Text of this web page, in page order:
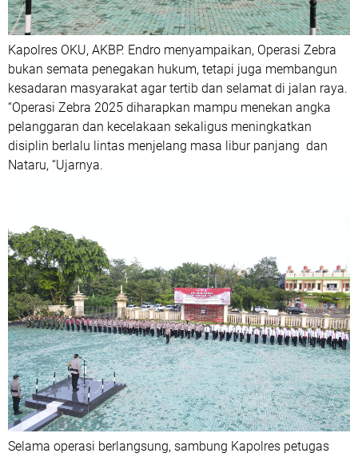
Kapolres OKU, AKBP. Endro menyampaikan, Operasi Zebra
bukan semata penegakan hukum, tetapi juga membangun
kesadaran masyarakat agar tertib dan selamat di jalan raya.
“Operasi Zebra 2025 diharapkan mampu menekan angka
pelanggaran dan kecelakaan sekaligus meningkatkan
disiplin berlalu lintas menjelang masa libur panjang dan
Nataru, “Ujarnya.
Selama operasi berlangsung, sambung Kapolres petugas